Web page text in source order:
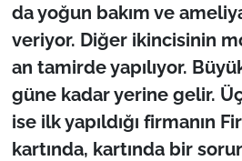
da yoğun bakım ve
veriyor. Diğer ikincisinin
an tamirde yapılıyor.
güne kadar yerine gelir.
ise ilk yapıldığı firmanın
kartında, kartında bir